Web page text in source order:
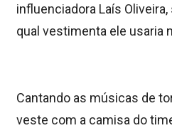
influenciadora Laís
qual vestimenta ele usaria
Cantando as músicas de
veste com a camisa do